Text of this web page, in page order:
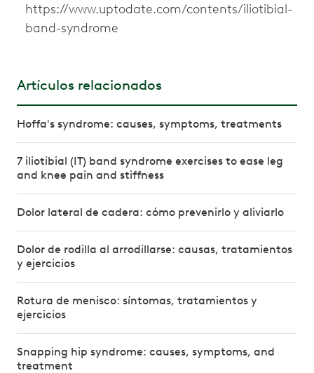
https://www.uptodate.com/contents/iliotibial-
band-syndrome
Artículos relacionados
Hoffa's syndrome: causes, symptoms, treatments
7 iliotibial (IT) band syndrome exercises to ease leg
and knee pain and stiffness
Dolor lateral de cadera: cómo prevenirlo y aliviarlo
Dolor de rodilla al arrodillarse: causas, tratamientos
y ejercicios
Rotura de menisco: síntomas, tratamientos y
ejercicios
Snapping hip syndrome: causes, symptoms, and
treatment